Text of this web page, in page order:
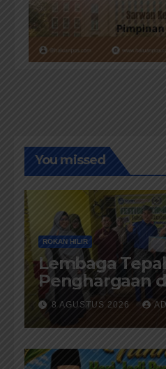
You missed
ROKAN HILIR
Lembaga
Penghargaan
Rokan Hilir
8 AGUSTUS 2026